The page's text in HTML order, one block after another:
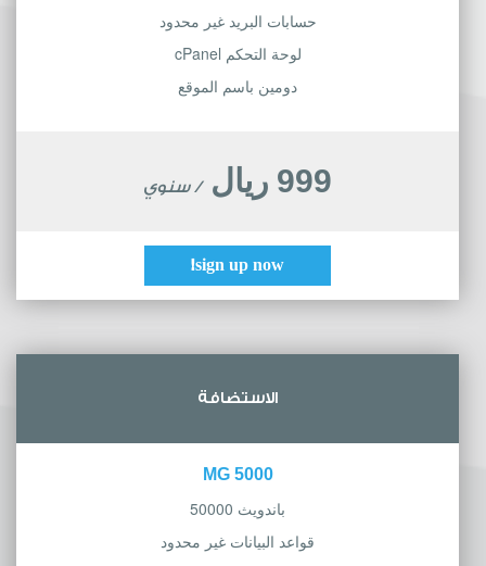
حسابات البريد غير محدود
لوحة التحكم cPanel
دومين باسم الموقع
999 ريال / سنوي
sign up now!
الاستضافة
5000 MG
باندويث 50000
قواعد البيانات غير محدود